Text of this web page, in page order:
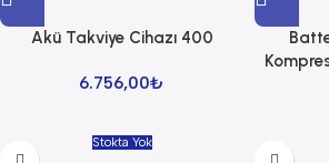
Akü Takviye Cihazı 400
6.756,00₺
Stokta Yok